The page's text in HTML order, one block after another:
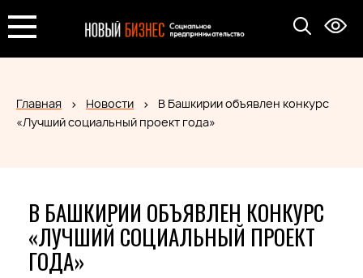
Главная Новости
В Башкирии объявлен конкурс
«Лучший социальный проект года»
В БАШКИРИИ ОБЪЯВЛЕН КОНКУРС
«ЛУЧШИЙ СОЦИАЛЬНЫЙ ПРОЕКТ
ГОДА»